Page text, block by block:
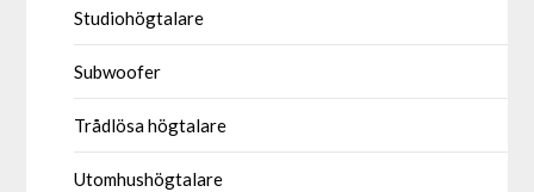
Studiohögtalare
Subwoofer
Trådlösa högtalare
Utomhushögtalare